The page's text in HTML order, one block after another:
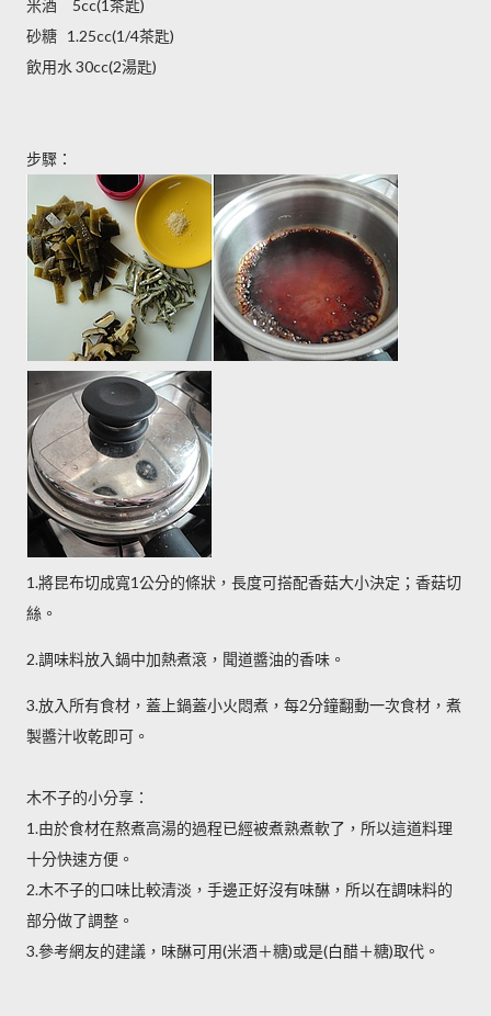
米酒 5cc(1茶匙)
砂糖 1.25cc(1/4茶匙)
飲用水 30cc(2湯匙)
步驟：
1.將昆布切成寬1公分的條狀，長度可搭配香菇大小決定；香菇切
絲。
2.調味料放入鍋中加熱煮滾，聞道醬油的香味。
3.放入所有食材，蓋上鍋蓋小火悶煮，每2分鐘翻動一次食材，煮
製醬汁收乾即可。
木不子的小分享：
1.由於食材在熬煮高湯的過程已經被煮熟煮軟了，所以這道料理
十分快速方便。
2.木不子的口味比較清淡，手邊正好沒有味醂，所以在調味料的
部分做了調整。
3.參考網友的建議，味醂可用(米酒＋糖)或是(白醋＋糖)取代。